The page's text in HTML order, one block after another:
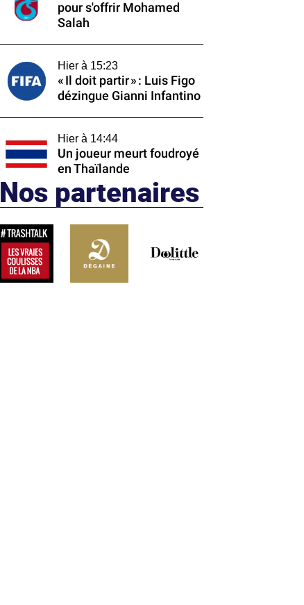
pour s'offrir Mohamed
Salah
Hier à 15:23
« Il doit partir » : Luis Figo
dézingue Gianni Infantino
Hier à 14:44
Un joueur meurt foudroyé
en Thaïlande
Nos partenaires